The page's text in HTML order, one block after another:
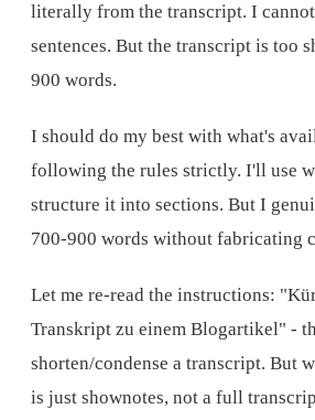
literally from the transcript. I
sentences. But the transcript is too
900 words.
I should do my best with what's
following the rules strictly. I'll use
structure it into sections. But I
700-900 words without fabricating
Let me re-read the instructions:
Transkript zu einem Blogartikel" -
shorten/condense a transcript. But
is just shownotes, not a full